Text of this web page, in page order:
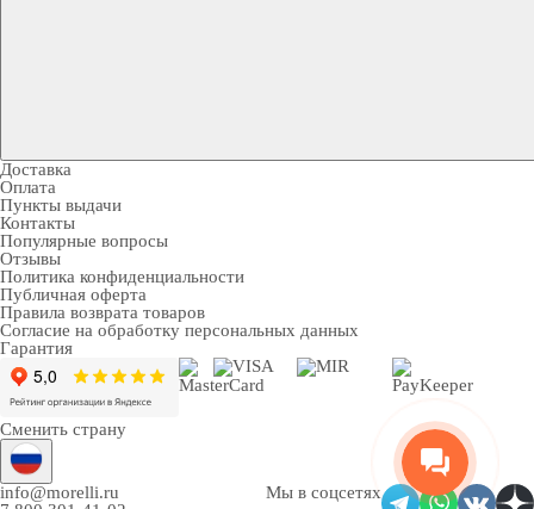
Доставка
Оплата
Пункты выдачи
Контакты
Популярные вопросы
Отзывы
Политика конфиденциальности
Публичная оферта
Правила возврата товаров
Согласие на обработку персональных данных
Гарантия
Сменить страну
info@morelli.ru
Мы в соцсетях